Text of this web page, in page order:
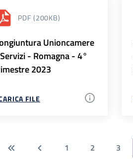
PDF (200KB)
Unioncamere
- Romagna - 4°
2023
FILE
1 2 3